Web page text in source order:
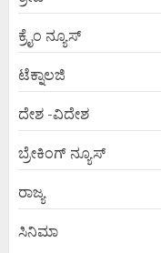
ಕ್ರೈಂ ನ್ಯೂಸ್
ಟೆಕ್ನಾಲಜಿ
ದೇಶ -ವಿದೇಶ
ಬ್ರೇಕಿಂಗ್ ನ್ಯೂಸ್
ರಾಜ್ಯ
ಸಿನಿಮಾ